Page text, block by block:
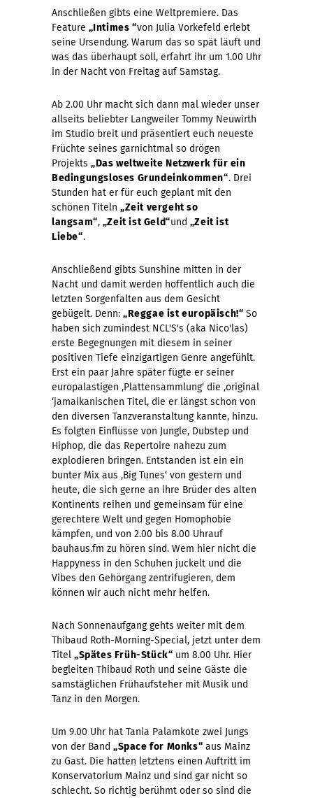
Anschließen gibts eine Weltpremiere. Das
Feature „Intimes “von Julia Vorkefeld erlebt
seine Ursendung. Warum das so spät läuft und
was das überhaupt soll, erfahrt ihr um 1.00 Uhr
in der Nacht von Freitag auf Samstag.
Ab 2.00 Uhr macht sich dann mal wieder unser
allseits beliebter Langweiler Tommy Neuwirth
im Studio breit und präsentiert euch neueste
Früchte seines garnichtmal so drögen
Projekts „Das weltweite Netzwerk für ein
Bedingungsloses Grundeinkommen“. Drei
Stunden hat er für euch geplant mit den
schönen Titeln „Zeit vergeht so
langsam“, „Zeit ist Geld“und „Zeit ist
Liebe“.
Anschließend gibts Sunshine mitten in der
Nacht und damit werden hoffentlich auch die
letzten Sorgenfalten aus dem Gesicht
gebügelt. Denn: „Reggae ist europäisch!“ So
haben sich zumindest NCL'S's (aka Nico'las)
erste Begegnungen mit diesem in seiner
positiven Tiefe einzigartigen Genre angefühlt.
Erst ein paar Jahre später fügte er seiner
europalastigen ‚Plattensammlung‘ die ‚original
‘jamaikanischen Titel, die er längst schon von
den diversen Tanzveranstaltung kannte, hinzu.
Es folgten Einflüsse von Jungle, Dubstep und
Hiphop, die das Repertoire nahezu zum
explodieren bringen. Entstanden ist ein ein
bunter Mix aus ‚Big Tunes‘ von gestern und
heute, die sich gerne an ihre Brüder des alten
Kontinents reihen und gemeinsam für eine
gerechtere Welt und gegen Homophobie
kämpfen, und von 2.00 bis 8.00 Uhrauf
bauhaus.fm zu hören sind. Wem hier nicht die
Happyness in den Schuhen juckelt und die
Vibes den Gehörgang zentrifugieren, dem
können wir auch nicht mehr helfen.
Nach Sonnenaufgang gehts weiter mit dem
Thibaud Roth-Morning-Special, jetzt unter dem
Titel „Spätes Früh-Stück“ um 8.00 Uhr. Hier
begleiten Thibaud Roth und seine Gäste die
samstäglichen Frühaufsteher mit Musik und
Tanz in den Morgen.
Um 9.00 Uhr hat Tania Palamkote zwei Jungs
von der Band „Space for Monks“ aus Mainz
zu Gast. Die hatten letztens einen Auftritt im
Konservatorium Mainz und sind gar nicht so
schlecht. So richtig berühmt oder so sind die